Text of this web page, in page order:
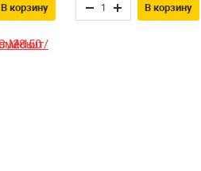
В корзину В корзину